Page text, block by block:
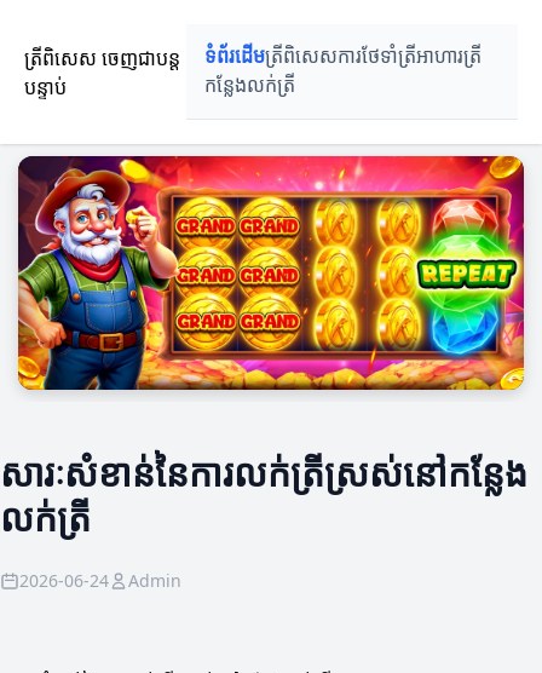
ត្រីពិសេស ចេញជាបន្ត
បន្ទាប់
ទំព័រដើមត្រីពិសេសការថែទាំត្រីអាហារត្រី
កន្លែងលក់ត្រី
សារៈសំខាន់នៃការលក់ត្រីស្រស់នៅកន្លែង
លក់ត្រី
2026-06-24 Admin